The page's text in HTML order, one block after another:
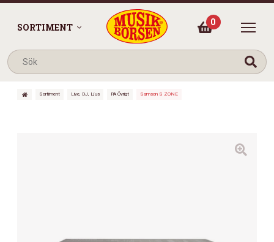
SORTIMENT 0
Sortiment Live, DJ, Ljus PA Övrigt Samson S ZONE